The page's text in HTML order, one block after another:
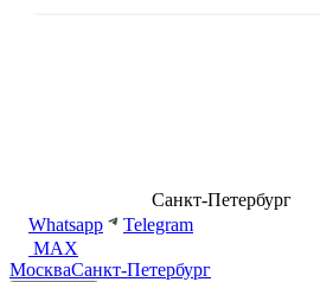
Санкт-Петербург
Whatsapp
Telegram
MAX
МоскваСанкт-Петербург